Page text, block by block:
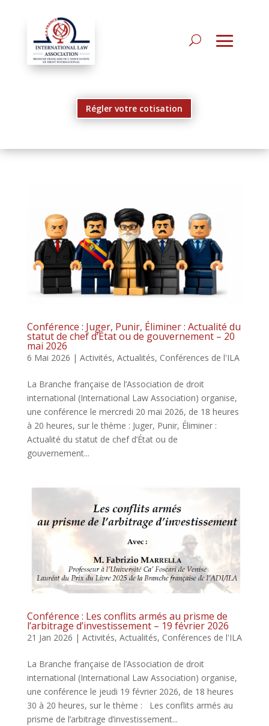
Régler votre cotisation
Conférence : Juger, Punir, Éliminer : Actualité du
statut de chef d’État ou de gouvernement – 20
mai 2026
6 Mai 2026 | Activités, Actualités, Conférences de l'ILA
La Branche française de l’Association de droit
international (International Law Association) organise,
une conférence le mercredi 20 mai 2026, de 18 heures
à 20 heures, sur le thème : Juger, Punir, Éliminer :
Actualité du statut de chef d’État ou de
gouvernement...
Conférence : Les conflits armés au prisme de
l’arbitrage d’investissement – 19 février 2026
21 Jan 2026 | Activités, Actualités, Conférences de l'ILA
La Branche française de l’Association de droit
international (International Law Association) organise,
une conférence le jeudi 19 février 2026, de 18 heures
30 à 20 heures, sur le thème : Les conflits armés au
prisme de l’arbitrage d’investissement...